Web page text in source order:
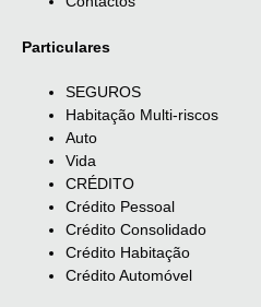
Particulares
SEGUROS
Habitação Multi-riscos
Auto
Vida
CRÉDITO
Crédito Pessoal
Crédito Consolidado
Crédito Habitação
Crédito Automóvel